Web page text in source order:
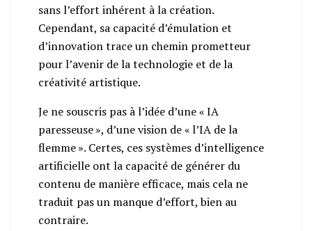
sans l’effort inhérent à la création.
Cependant, sa capacité d’émulation et
d’innovation trace un chemin prometteur
pour l’avenir de la technologie et de la
créativité artistique.
Je ne souscris pas à l’idée d’une « IA
paresseuse », d’une vision de « l’IA de la
flemme ». Certes, ces systèmes d’intelligence
artificielle ont la capacité de générer du
contenu de manière efficace, mais cela ne
traduit pas un manque d’effort, bien au
contraire.